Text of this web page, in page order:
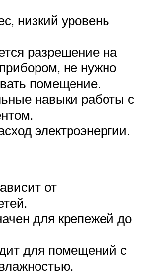
низкий уровень
разрешение на
не нужно
помещение.
навыки работы с
электроэнергии.
от
для крепежей до
для помещений с